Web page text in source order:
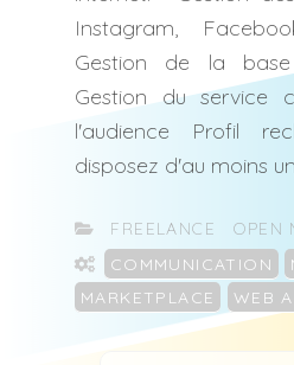
Instagram,
Gestion de la
Gestion du service
l'audience Profil
disposez d'au moins
CATÉGORIES
FREELANCE OPEN
ÉTIQUETTES
COMMUNICATION
MARKETPLACE
WEB